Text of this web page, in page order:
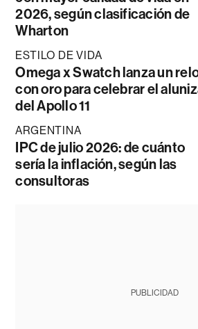
2026, según clasificación de
Wharton
ESTILO DE VIDA
Omega x Swatch lanza un
con oro para celebrar el
del Apollo 11
ARGENTINA
IPC de julio 2026: de cuánto
sería la inflación, según las
consultoras
PUBLICIDAD